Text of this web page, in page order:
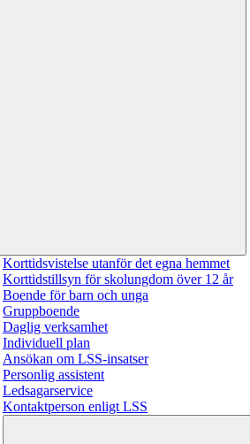
Korttidsvistelse utanför det egna hemmet
Korttidstillsyn för skolungdom över 12 år
Boende för barn och unga
Gruppboende
Daglig verksamhet
Individuell plan
Ansökan om LSS-insatser
Personlig assistent
Ledsagarservice
Kontaktperson enligt LSS